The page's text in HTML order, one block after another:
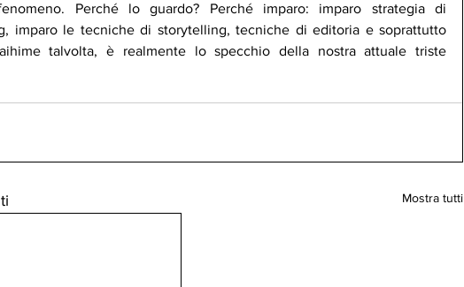
Perché lo guardo? Perché imparo: imparo strategia di
imparo le tecniche di storytelling, tecniche di editoria e soprattutto
talvolta, è realmente lo specchio della nostra attuale triste
Mostra tutti